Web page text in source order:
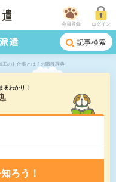
会員登録 ログイン
記事検索
工のお仕事とは？の職種辞典
るわかり！
ろう！